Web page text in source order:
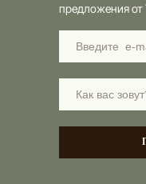
предложения от